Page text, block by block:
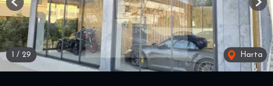
1 / 29 Harta
Previous